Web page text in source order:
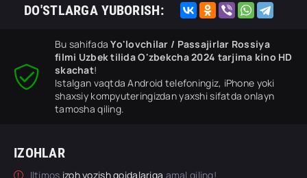
DO'STLARGA YUBORISH:
Bu sahifadaYo'lovchilar / Passajirlar Rossiya
filmi Uzbek tilida O'zbekcha 2024 tarjima kino HD
skachat!
Istalgan vaqtda Android telefoningiz, iPhone yoki
shaxsiy kompyuteringizdan yaxshi sifatda onlayn
tamosha qiling.
IZOHLAR
Iltimos izoh yozish qoidalariga amal qiling!